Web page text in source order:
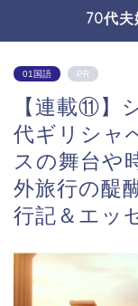
70代夫
01国語 PR
【連載⑪】
代ギリシャ
スの舞台や
外旅行の醍
行記＆エッ